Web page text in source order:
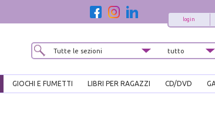
login
GIOCHI E FUMETTI LIBRI PER RAGAZZI CD/DVD